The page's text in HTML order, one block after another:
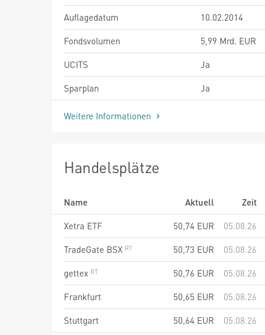
Auflagedatum
10.02.2014
Fondsvolumen
5,99 Mrd. EUR
UCITS
Ja
Sparplan
Ja
Weitere Informationen
Handelsplätze
Name Aktuell
Zeit
Xetra ETF
50,74 EUR
05.08.26
TradeGate BSX
50,73 EUR
05.08.26
gettex
50,76 EUR
05.08.26
Frankfurt
50,65 EUR
05.08.26
Stuttgart
50,64 EUR 05.08.26